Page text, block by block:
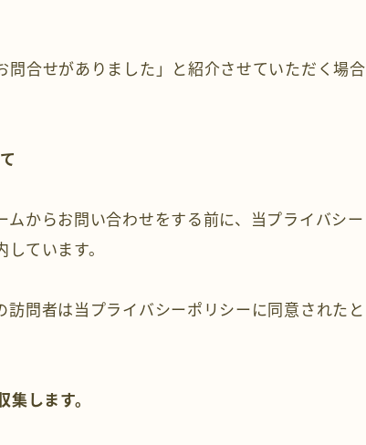
問合せがありました」と紹介させていただく場合
ムからお問い合わせをする前に、当プライバシー
ています。
訪問者は当プライバシーポリシーに同意されたと
します。